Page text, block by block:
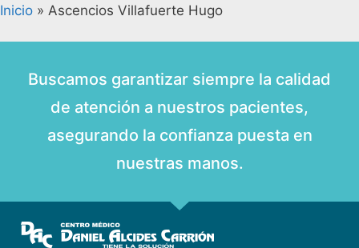
Inicio » Ascencios Villafuerte Hugo
Buscamos garantizar siempre la calidad
de atención a nuestros pacientes,
asegurando la confianza puesta en
nuestras manos.